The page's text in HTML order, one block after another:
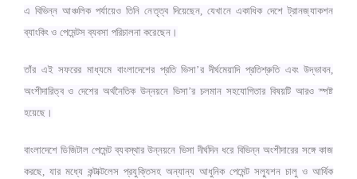
এ বিভিন্ন আঞ্চলিক পর্যায়েও তিনি নেতৃত্ব দিয়েছেন, যেখানে একাধিক দেশে ট্রানজ্যাকশন
ব্যাংকিং ও পেমেন্টস ব্যবসা পরিচালনা করেছেন।
তাঁর এই সফরের মাধ্যমে বাংলাদেশের প্রতি ভিসা’র দীর্ঘমেয়াদি প্রতিশ্রুতি এবং উদ্ভাবন,
অংশীদারিত্ব ও দেশের অর্থনৈতিক উন্নয়নে ভিসা’র চলমান সহযোগিতার বিষয়টি আরও স্পষ্ট
হয়েছে।
বাংলাদেশে ডিজিটাল পেমেন্ট ব্যবস্থার উন্নয়নে ভিসা দীর্ঘদিন ধরে বিভিন্ন অংশীদারের সঙ্গে কাজ
করছে, যার মধ্যে কন্টাক্টলেস প্রযুক্তিসহ অন্যান্য আধুনিক পেমেন্ট সল্যুশন চালু ও আর্থিক